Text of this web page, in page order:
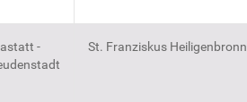
-
St. Franziskus Heiligenbronn